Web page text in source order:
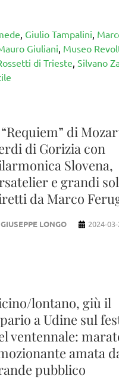
, Giulio Tampalini,
Giuliani, Museo
di Trieste, Silvano
di
di Gorizia con
Slovena,
e grandi
da Marco
GIUSEPPE LONGO 2024-
lontano, giù il
a Udine sul
ventennale:
amata
pubblico